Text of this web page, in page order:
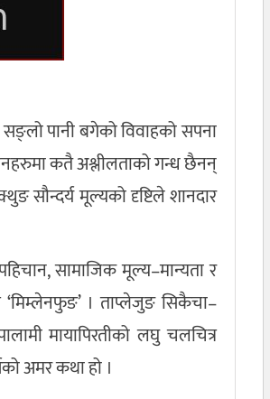
सङ्लो पानी बगेको विवाहको सपना
कतै अश्लीलताको गन्ध छैनन्
सौन्दर्य मूल्यको दृष्टिले शानदार
सामाजिक मूल्य–मान्यता र
‘मिम्लेनफुङ’ । ताप्लेजुङ सिकैचा–
मायापिरतीको लघु चलचित्र
अमर कथा हो ।